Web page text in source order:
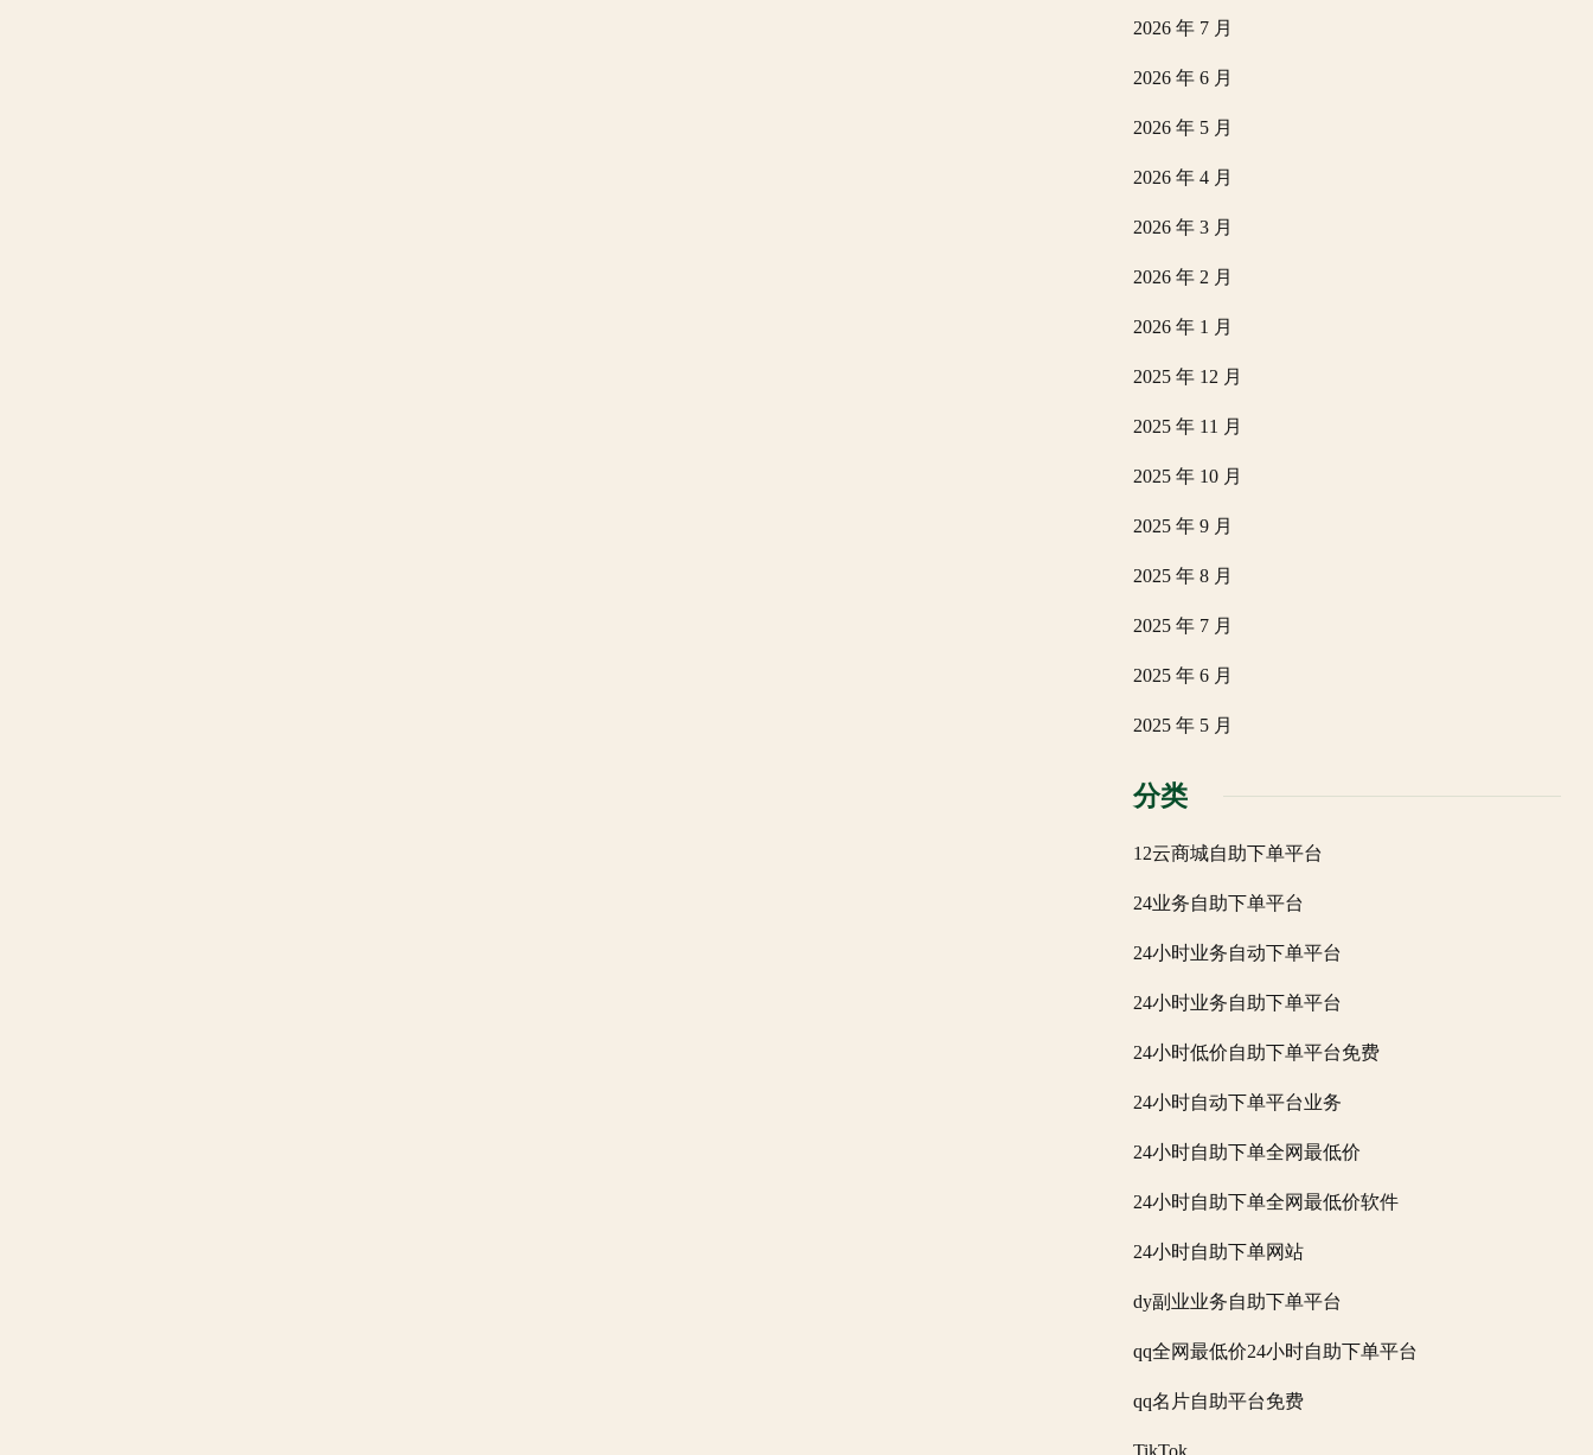
2026 年 7 月
2026 年 6 月
2026 年 5 月
2026 年 4 月
2026 年 3 月
2026 年 2 月
2026 年 1 月
2025 年 12 月
2025 年 11 月
2025 年 10 月
2025 年 9 月
2025 年 8 月
2025 年 7 月
2025 年 6 月
2025 年 5 月
分类
12云商城自助下单平台
24业务自助下单平台
24小时业务自动下单平台
24小时业务自助下单平台
24小时低价自助下单平台免费
24小时自动下单平台业务
24小时自助下单全网最低价
24小时自助下单全网最低价软件
24小时自助下单网站
dy副业业务自助下单平台
qq全网最低价24小时自助下单平台
qq名片自助平台免费
TikTok